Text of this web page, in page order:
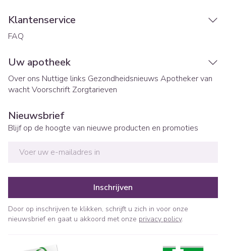
Klantenservice
FAQ
Uw apotheek
Over ons Nuttige links Gezondheidsnieuws Apotheker van
wachtVoorschrift Zorgtarieven
Nieuwsbrief
Blijf op de hoogte van nieuwe producten en promoties
Inschrijven
Door op inschrijven te klikken, schrijft u zich in voor onze
nieuwsbrief en gaat u akkoord met onze privacy policy.